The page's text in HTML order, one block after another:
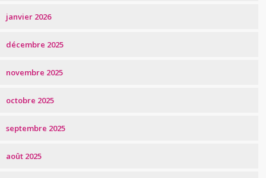
janvier 2026
décembre 2025
novembre 2025
octobre 2025
septembre 2025
août 2025